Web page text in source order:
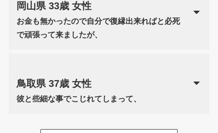
岡山県 33歳 女性
お金も無かったので自分で復縁出来ればと必死
で頑張って来ましたが、
鳥取県 37歳 女性
彼と些細な事でこじれてしまって、